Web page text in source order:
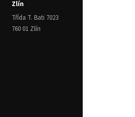
Zlín
Třída T. Bati 7023
760 01 Zlín